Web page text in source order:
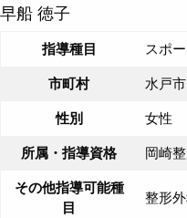
早船 徳子
指導種目 スポ
市町村 水戸市
性別 女性
所属・指導資格 岡崎
その他指導可能種
目
整形